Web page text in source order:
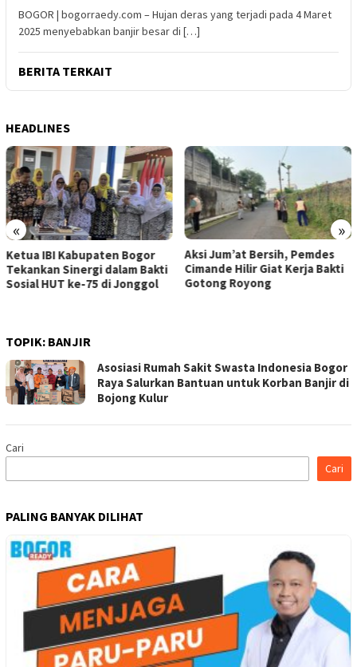
BOGOR | bogorraedy.com – Hujan deras yang terjadi pada 4 Maret
2025 menyebabkan banjir besar di […]
BERITA TERKAIT
HEADLINES
« »
Ketua IBI Kabupaten Bogor
Tekankan Sinergi dalam Bakti
Sosial HUT ke-75 di Jonggol
Aksi Jum’at Bersih, Pemdes
Cimande Hilir Giat Kerja Bakti
Gotong Royong
TOPIK: BANJIR
Asosiasi Rumah Sakit Swasta Indonesia Bogor
Raya Salurkan Bantuan untuk Korban Banjir di
Bojong Kulur
Cari
Cari
PALING BANYAK DILIHAT